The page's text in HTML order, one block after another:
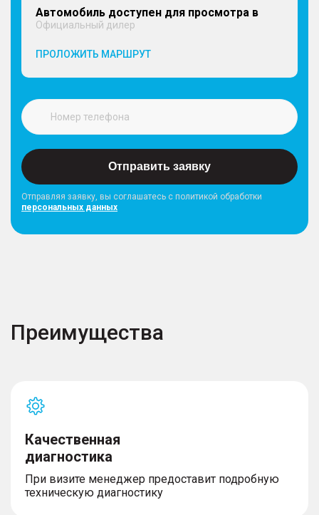
Автомобиль доступен для просмотра в
Официальный дилер
ПРОЛОЖИТЬ МАРШРУТ
Отправить заявку
Отправляя заявку, вы соглашатесь с политикой обработки
персональных данных
Преимущества
Качественная
диагностика
При визите менеджер предоставит подробную
техническую диагностику